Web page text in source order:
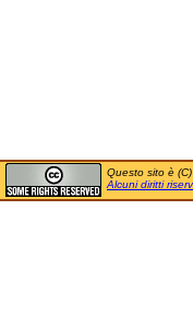
Questo sito è
Alcuni diritti